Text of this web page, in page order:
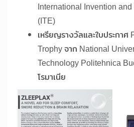
International Invention
(ITE)
เหรียญรางวัลและใบประกาศ
Trophy จาก National
Technology Politehnica
โรมาเนีย